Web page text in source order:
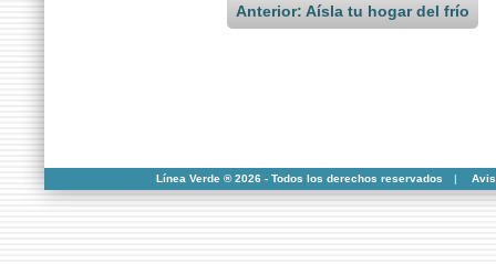
Anterior: Aísla tu hogar del frío
Línea Verde ® 2026 - Todos los derechos reservados |